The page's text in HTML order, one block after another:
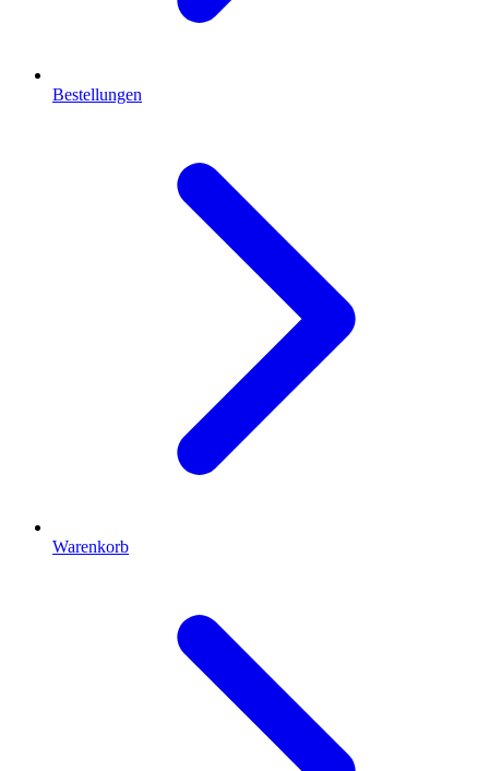
Bestellungen
Warenkorb